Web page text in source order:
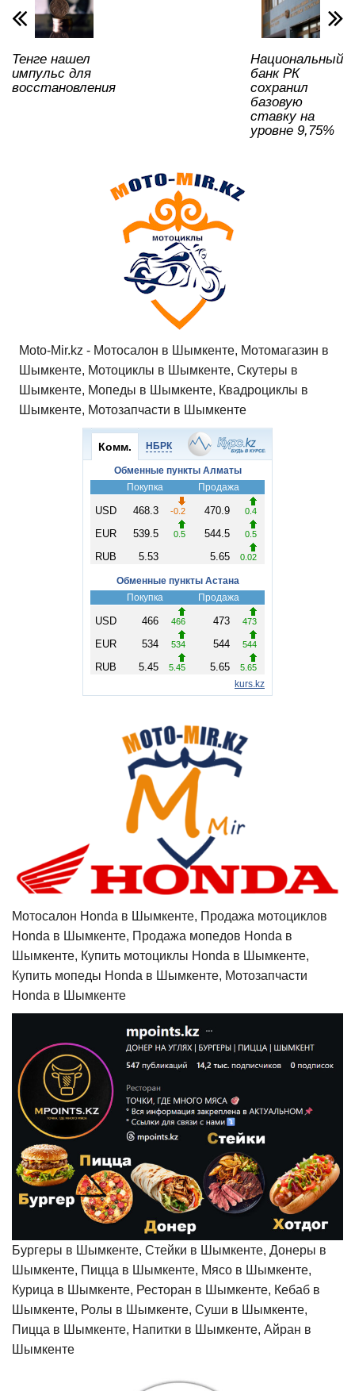
p
o
k
ть
Тенге нашел
импульс для
восстановления
Национальный
банк РК
сохранил
базовую
ставку на
уровне 9,75%
Moto-Mir.kz - Мотосалон в Шымкенте, Мотомагазин в
Шымкенте, Мотоциклы в Шымкенте, Скутеры в
Шымкенте, Мопеды в Шымкенте, Квадроциклы в
Шымкенте, Мотозапчасти в Шымкенте
Мотосалон Honda в Шымкенте, Продажа мотоциклов
Honda в Шымкенте, Продажа мопедов Honda в
Шымкенте, Купить мотоциклы Honda в Шымкенте,
Купить мопеды Honda в Шымкенте, Мотозапчасти
Honda в Шымкенте
Бургеры в Шымкенте, Стейки в Шымкенте, Донеры в
Шымкенте, Пицца в Шымкенте, Мясо в Шымкенте,
Курица в Шымкенте, Ресторан в Шымкенте, Кебаб в
Шымкенте, Ролы в Шымкенте, Суши в Шымкенте,
Пицца в Шымкенте, Напитки в Шымкенте, Айран в
Шымкенте